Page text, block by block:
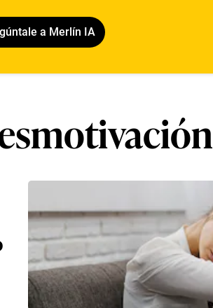
a Merlín IA